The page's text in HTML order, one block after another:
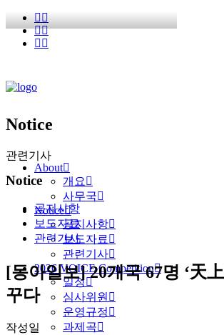
About
개요
사무국
Notice
공지사항
보도자료
관련기사
2026 VOICE Competition
일정
심사위원
운영규정
과제곡
Notice
관련기사
Notice
공지사항
보도자료
관련기사
[동아일보] 20개국 67명 ‘天
꾸다
작성일